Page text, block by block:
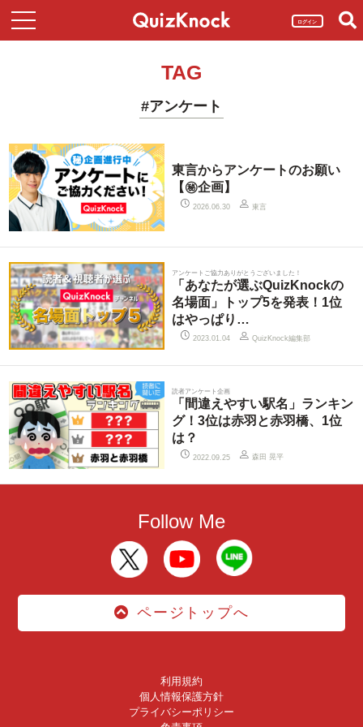
ログイン
TAG
#アンケート
東言からアンケートのお願い
【㊙️企画】
2026.06.30 東言
アンケートご協力ありがとうございました！
「あなたが選ぶQuizKnockの
名場面」トップ5を発表！1位
はやっぱり…
2023.01.04 QuizKnock編集部
読者アンケート企画
「間違えやすい駅名」ランキン
グ！3位は赤羽と赤羽橋、1位
は？
2022.09.25 森田 晃平
Follow Me
ページトップへ
利用規約
個人情報保護方針
プライバシーポリシー